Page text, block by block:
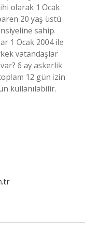
olarak 1 Ocak
20 yaş üstü
sahip.
1 Ocak 2004 ile
vatandaşlar
6 ay askerlik
12 gün izin
kullanılabilir.